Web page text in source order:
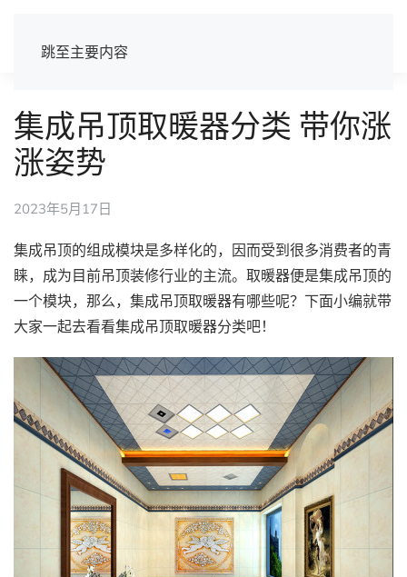
跳至主要内容
集成吊顶取暖器分类 带你涨
涨姿势
2023年5月17日
集成吊顶的组成模块是多样化的，因而受到很多消费者的青
睐，成为目前吊顶装修行业的主流。取暖器便是集成吊顶的
一个模块，那么，集成吊顶取暖器有哪些呢？下面小编就带
大家一起去看看集成吊顶取暖器分类吧！